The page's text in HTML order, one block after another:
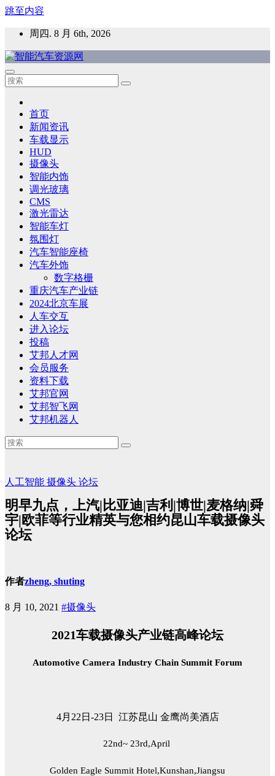
跳至内容
周四. 8 月 6th, 2026
智能汽车资源网
智能表面，智能内饰，新能源汽车，HMI，人车交互，智能车
首页
新闻资讯
车载显示
HUD
摄像头
智能内饰
调光玻璃
CMS
激光雷达
智能车灯
氛围灯
汽车智能座椅
汽车外饰
数字格栅
重庆汽车产业链
2024北京车展
人车交互
进入论坛
投稿
艾邦人才网
会员服务
资料下载
艾邦官网
艾邦智飞网
艾邦机器人
人工智能 摄像头 论坛
明早九点，上汽|比亚迪|吉利|博世|麦格纳|舜
宇|欧菲等行业精英与您相约昆山车载摄像头
论坛
作者zheng, shuting
8 月 10, 2021 #摄像头
2021车载摄像头产业链高峰论坛
Automotive Camera Industry Chain Summit Forum
4月22日-23日 江苏昆山 金鹰尚美酒店
22nd~ 23rd,April
Golden Eagle Summit Hotel,Kunshan,Jiangsu